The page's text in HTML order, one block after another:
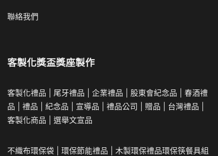
聯絡我們
客製化獎盃獎座製作
客製化禮品 尾牙禮品 企業禮品 股東會紀念品
春酒禮
品
禮品 紀念品 宣導品 禮品公司 贈品 台灣禮品
客製化商品
選舉文宣品
不織布環保袋 環保節能禮品 木製環保禮品環保筷餐具組